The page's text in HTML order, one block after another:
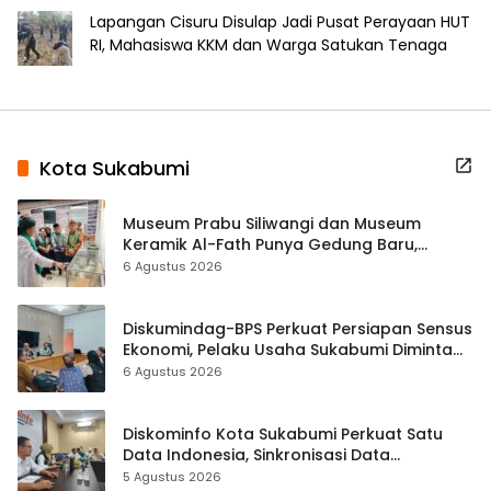
Lapangan Cisuru Disulap Jadi Pusat Perayaan HUT
RI, Mahasiswa KKM dan Warga Satukan Tenaga
Kota Sukabumi
Museum Prabu Siliwangi dan Museum
Keramik Al-Fath Punya Gedung Baru,
Hampir 500 Koleksi Dipisahkan
6 Agustus 2026
Diskumindag-BPS Perkuat Persiapan Sensus
Ekonomi, Pelaku Usaha Sukabumi Diminta
Terbuka Beri Data
6 Agustus 2026
Diskominfo Kota Sukabumi Perkuat Satu
Data Indonesia, Sinkronisasi Data
Kewilayahan Dikebut
5 Agustus 2026